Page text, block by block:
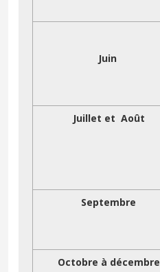
Juin
Juillet et Août
Septembre
Octobre à décembre